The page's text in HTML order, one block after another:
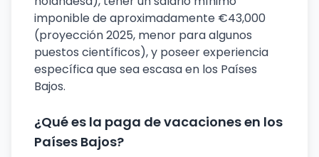
imponible de aproximadamente €43,000
(proyección 2025, menor para algunos
puestos científicos), y poseer experiencia
específica que sea escasa en los Países
Bajos.
¿Qué es la paga de vacaciones en los
Países Bajos?